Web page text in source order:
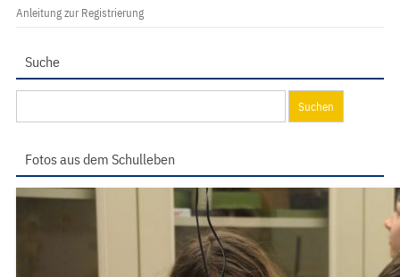
Anleitung zur Registrierung
Suche
nach:
Fotos aus dem Schulleben